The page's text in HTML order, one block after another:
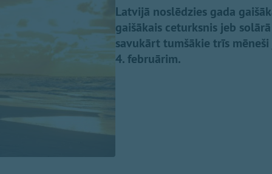
Latvijā noslēdzies gada
gaišākais ceturksnis jeb
savukārt tumšākie trīs
4. februārim.